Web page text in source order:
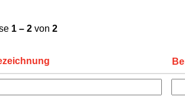
1 – 2 von 2